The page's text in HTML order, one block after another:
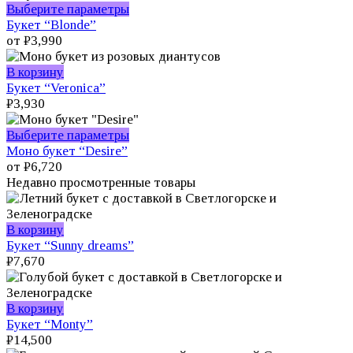
вариаций.
выбрать
Выберите параметрыЭтот
несколько
выбрать
на
Букет “Blonde”
от ₽3,990
В корзину
Букет “Veronica”
₽3,930
Выберите параметрыЭтот
несколько
вариаций.
выбрать
странице
Моно букет “Desire”
от ₽6,720
Недавно просмотренные товары
В корзину
Букет “Sunny dreams”
₽7,670
В корзину
Букет “Monty”
₽14,500